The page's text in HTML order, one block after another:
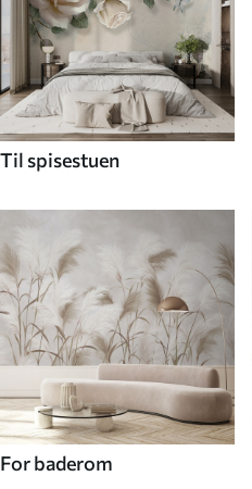
Til spisestuen
For baderom